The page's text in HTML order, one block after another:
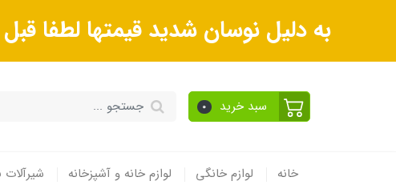
به دلیل نوسان شدید قیمتها لطفا
سبد خرید 0
خانه لوازم خانگی لوازم خانه و آشپزخانه